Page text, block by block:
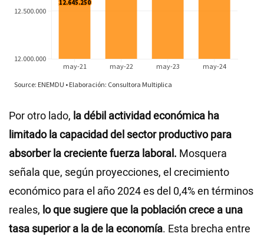
Por otro lado, la débil actividad económica ha
limitado la capacidad del sector productivo para
absorber la creciente fuerza laboral. Mosquera
señala que, según proyecciones, el crecimiento
económico para el año 2024 es del 0,4% en términos
reales, lo que sugiere que la población crece a una
tasa superior a la de la economía. Esta brecha entre